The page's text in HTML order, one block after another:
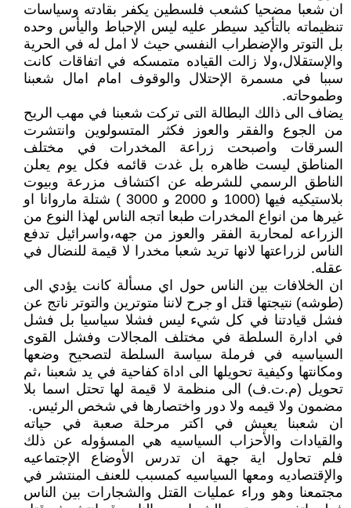
ان شعبا مضحيا كشعب فلسطين يكفر بقادته وسياسات
تنظيماته بالتأكيد سيطر عليه ليس الإحباط واليأس وحده
بل التوتر والإضطراب النفسي حيث لا امل له في الحرية
والإستقلال،ولا زالت القياده متمسكه في اتفاقات كانت
سببا في مسمرة الإحتلال والوقوف امام امال شعبنا
وطموحاته.
يضاف الى ذالك البطالة التى تركت شعبنا في مهب الريح
من الجوع والفقر والعوز فكثر المتسولوين وانتشرت
السرقات واصبحت زراعة المخدرات في مختلف
المناطق ليست ظاهره بل غدت قائمه فكل يوم يعلن
الناطق الرسمي للشرطه عن اكتشاف مزرعة وبيوت
بلاستيكيه فيها (1000 و 2000 و 3000 ) شتلة ماروانا او
غيرها من انواع المخدرات طبعا اتجه الناس لهذا النوع من
الزراعه لمحاربة الفقر والعوز من جهه،واسرائيل تدفع
الناس لزراعتها لانها تريد شعبا مخدرا لا قيمة للنضال في
عقله.
ان الخلافات بين الناس حول اي مسألة كانت يؤدي الى
(طوشه) نتيجتها قتل او جرح لاننا متوترين والتوتر ناتج عن
فشل قيادتنا في كل شيء ليس فشلا سياسيا بل فشل
في ادارة السلطة في مختلف المجالات وفشل القوى
السياسيه في فرملة سياسة السلطة لتصحيح وضعها
ومكانتها وكيفية تحويلها الى اداة كفاحية في يد شعبنا ،ثم
تحويل (م.ت.ف) الى منظمة لا قيمة لها تحتل اسما بلا
مضمون ولا قيمه ولا دور واختصارها في شخص الرئيس.
ان شعبنا يعيش في اكتر مرحلة صعبة في حياته
والقيادات والأحزاب السياسيه هي المسؤوله عن ذلك
فلم تحاول اية جهة ان تدرس الأوضاع الإجتماعيه
والإقتصاديه ومعها السياسيه كمسبب للعنف المنتشر في
مجتمعنا وهو وراء عمليات القتل والشجارات بين الناس